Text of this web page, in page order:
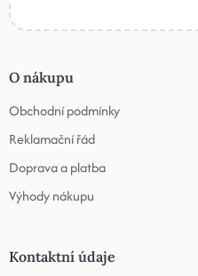
O nákupu
Obchodní podmínky
Reklamační řád
Doprava a platba
Výhody nákupu
Kontaktní údaje